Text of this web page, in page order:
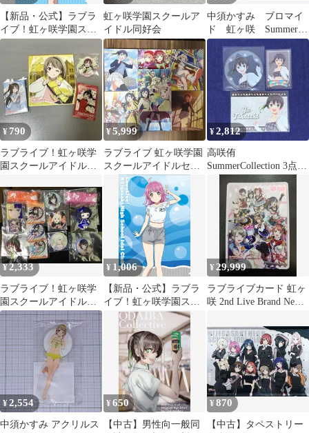
【新品・公式】ラブラ
イブ！虹ヶ咲学園スク
ールアイドル同好会 ク
リアファイル／桜坂 し
ずく 公式グッズ
colleize
虹ヶ咲学園スクールア
イドル同好会
中須かすみ ブロマイ
ド 虹ヶ咲 Summer
Collection 購入特典
¥ 790
ラブライブ！虹ヶ咲学
園スクールアイドル同
¥5,999
ラブライブ 虹ヶ咲学園
スクールアイドルセッ
¥2,812
高咲侑
SummerCollection 3点セ
¥2,333
ラブライブ！虹ヶ咲学
園スクールアイドル同
好会 グッズまとめ売
¥ 1,006
【新品・公式】ラブラ
イブ！虹ヶ咲学園スク
ールアイドル同好会 ク
リアファイル／天王寺
璃奈 公式グッズ
colleize
¥ 29,999
ラブライブカード 虹ヶ
咲 2nd Live Brand New
TOKIMEKI LLE PL!N-
bp3-200-LLE
¥2,554
中須かすみ アクリルス
¥650
【中古】男性向一般同
¥870
【中古】タペストリー